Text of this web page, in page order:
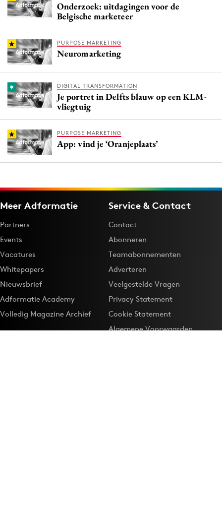
Onderzoek: uitdagingen voor de
Belgische marketeer
PURPOSE MARKETING
Neuromarketing
DIGITAL TRANSFORMATION
Je portret in Delfts blauw op een KLM-
vliegtuig
PURPOSE MARKETING
App: vind je ‘Oranjeplaats’
Meer Adformatie
Partners
Events
Vacatures
Whitepapers
Nieuwsbrief
Adformatie Academy
Volledig Magazine Archief
Service & Contact
Contact
Abonneren
Teamabonnementen
Adverteren
Veelgestelde Vragen
Privacy Statement
Cookie Statement
Algemene Voorwaarden